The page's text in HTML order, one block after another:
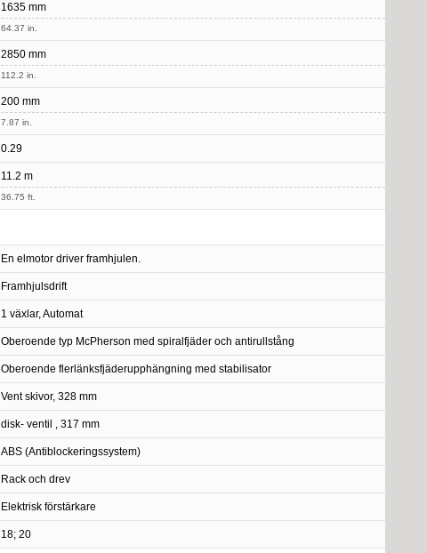
1635 mm
64.37 in.
2850 mm
112.2 in.
200 mm
7.87 in.
0.29
11.2 m
36.75 ft.
En elmotor driver framhjulen.
Framhjulsdrift
1 växlar, Automat
Oberoende typ McPherson med spiralfjäder och antirullstång
Oberoende flerlänksfjäderupphängning med stabilisator
Vent skivor, 328 mm
disk- ventil , 317 mm
ABS (Antiblockeringssystem)
Rack och drev
Elektrisk förstärkare
18; 20